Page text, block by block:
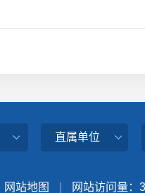
直属单位
网站地图 网站访问量：